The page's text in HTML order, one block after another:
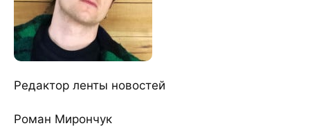
Редактор ленты новостей
Роман Мирончук